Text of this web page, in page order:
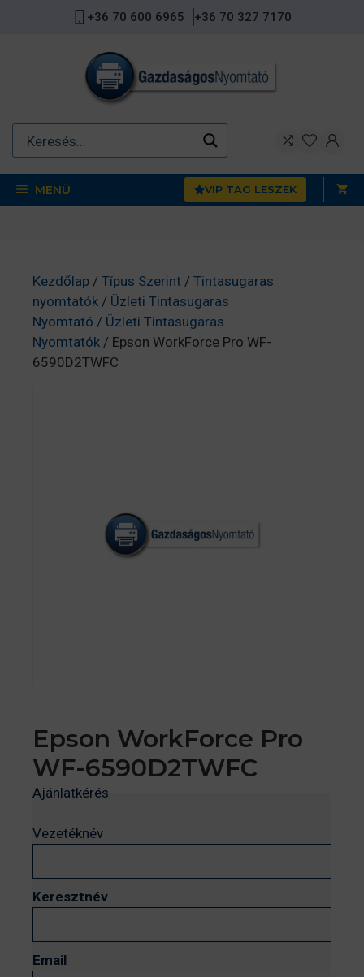
+36 70 600 6965 +36 70 327 7170
MENÜ VIP TAG LESZEK
Kezdőlap / Típus Szerint / Tintasugaras
nyomtatók / Üzleti Tintasugaras
Nyomtató / Üzleti Tintasugaras
Nyomtatók / Epson WorkForce Pro WF-
6590D2TWFC
Epson WorkForce Pro
WF-6590D2TWFC
Ajánlatkérés
Vezetéknév
Keresztnév
Email